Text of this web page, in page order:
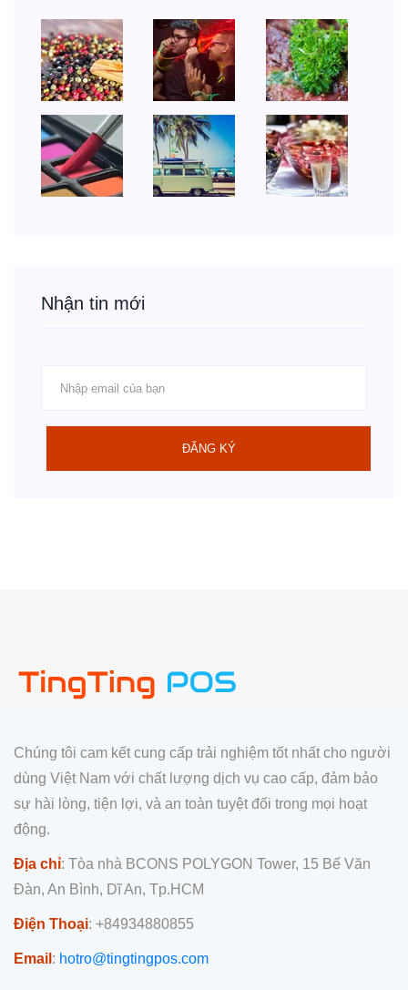
Nhận tin mới
ĐĂNG KÝ
Chúng tôi cam kết cung cấp trải nghiệm tốt nhất cho người
dùng Việt Nam với chất lượng dịch vụ cao cấp, đảm bảo
sự hài lòng, tiện lợi, và an toàn tuyệt đối trong mọi hoạt
động.
Địa chỉ: Tòa nhà BCONS POLYGON Tower, 15 Bế Văn
Đàn, An Bình, Dĩ An, Tp.HCM
Điện Thoại: +84934880855
Email : hotro@tingtingpos.com